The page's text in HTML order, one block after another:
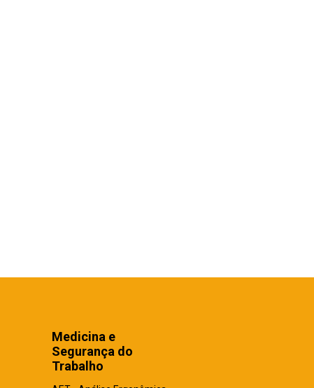
Medicina e
Segurança do
Trabalho